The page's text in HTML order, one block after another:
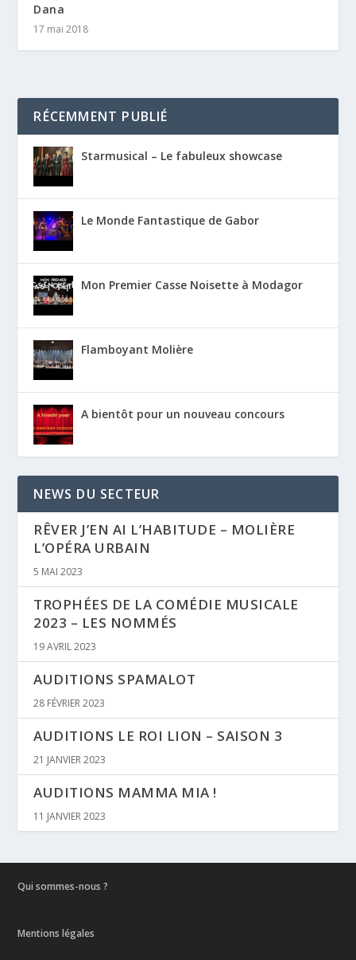
Dana
17 mai 2018
RÉCEMMENT PUBLIÉ
Starmusical – Le fabuleux showcase
Le Monde Fantastique de Gabor
Mon Premier Casse Noisette à Modagor
Flamboyant Molière
A bientôt pour un nouveau concours
NEWS DU SECTEUR
RÊVER J’EN AI L’HABITUDE – MOLIÈRE
L’OPÉRA URBAIN
5 MAI 2023
TROPHÉES DE LA COMÉDIE MUSICALE
2023 – LES NOMMÉS
19 AVRIL 2023
AUDITIONS SPAMALOT
28 FÉVRIER 2023
AUDITIONS LE ROI LION – SAISON 3
21 JANVIER 2023
AUDITIONS MAMMA MIA !
11 JANVIER 2023
Qui sommes-nous ?
Mentions légales